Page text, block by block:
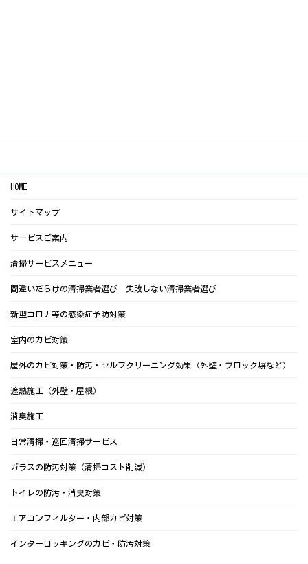
HOME
サイトマップ
サービスご案内
清掃サービスメニュー
間違いだらけの清掃業者選び 失敗しない清掃業者選び
新型コロナ等の感染症予防対策
室内のカビ対策
屋外のカビ対策・防汚・セルフクリーニング効果（外壁・ブロック塀など）
遮熱施工（外壁・屋根）
消臭施工
日常清掃・巡回清掃サービス
ガラスの防汚対策（清掃コスト削減）
トイレの防汚・消臭対策
エアコンフィルター・内部カビ対策
インターロッキングのカビ・防汚対策